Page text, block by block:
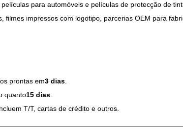
para automóveis e películas de protecção de
filmes impressos com logotipo, parcerias OEM para
prontas em3 dias
quanto15 dias
T/T, cartas de crédito e outros.